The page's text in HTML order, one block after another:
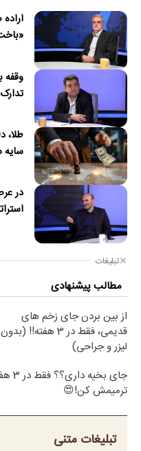
وقفه
طلا،
سایه
در
تبلیغات
مطالب پیشنهادی
از بین بردن جای زخم های
قدیمی، فقط در 3 هفته!! (بدون
لیزر و جراحی)
جای بخیه
ترمیمش کن!😍
تبلیغات متنی